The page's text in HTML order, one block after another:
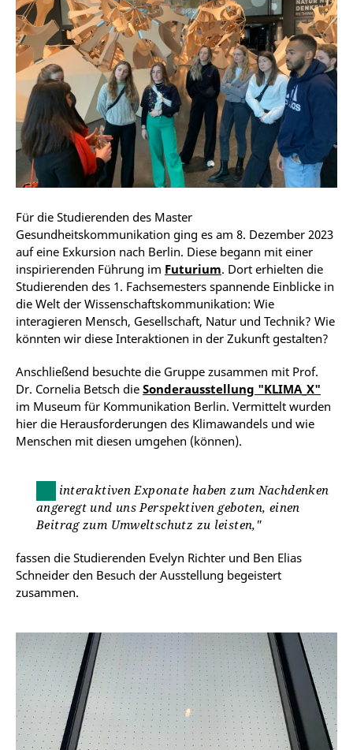
Für die Studierenden des Master
Gesundheitskommunikation ging es am 8. Dezember 2023
auf eine Exkursion nach Berlin. Diese begann mit einer
inspirierenden Führung im Futurium. Dort erhielten die
Studierenden des 1. Fachsemesters spannende Einblicke in
die Welt der Wissenschaftskommunikation: Wie
interagieren Mensch, Gesellschaft, Natur und Technik? Wie
könnten wir diese Interaktionen in der Zukunft gestalten?
Anschließend besuchte die Gruppe zusammen mit Prof.
Dr. Cornelia Betsch die Sonderausstellung "KLIMA_X"
im Museum für Kommunikation Berlin. Vermittelt wurden
hier die Herausforderungen des Klimawandels und wie
Menschen mit diesen umgehen (können).
Die interaktiven Exponate haben zum Nachdenken
angeregt und uns Perspektiven geboten, einen
Beitrag zum Umweltschutz zu leisten,"
fassen die Studierenden Evelyn Richter und Ben Elias
Schneider den Besuch der Ausstellung begeistert
zusammen.